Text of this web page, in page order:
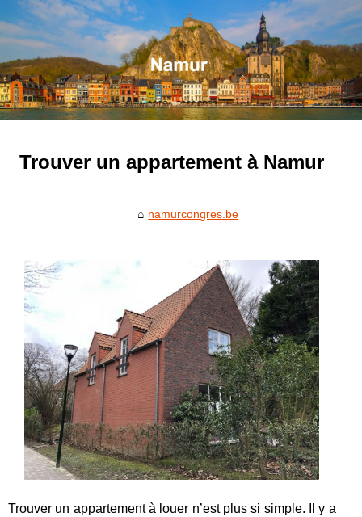
Trouver un appartement à Namur
namurcongres.be
Trouver un appartement à louer n’est plus si simple. Il y a